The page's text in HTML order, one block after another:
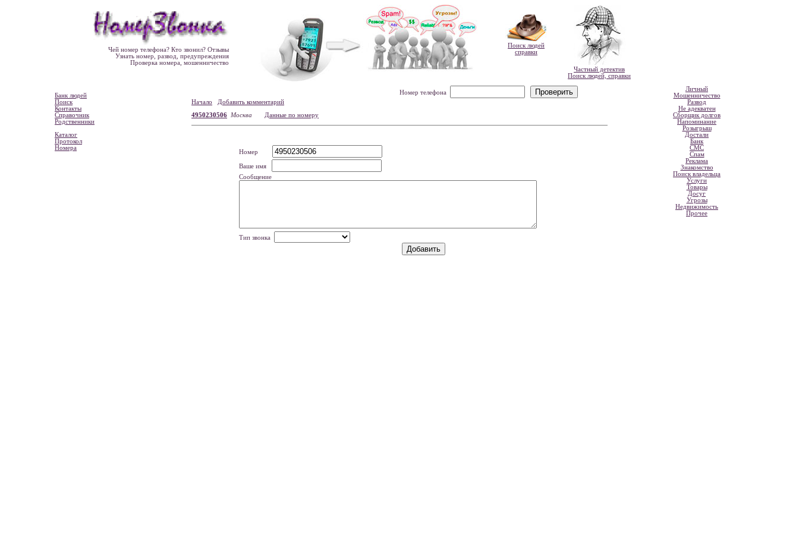
Чей номер телефона? Кто звонил? Отзывы
Узнать номер, развод, предупреждения
Проверка номера, мошенничество
Поиск людей
справки
Частный детектив
Поиск людей, справки
Банк людей
Поиск
Контакты
Справочник
Родственники
Каталог
Протокол
Номера
Номер телефона
Начало
Добавить комментарий
4950230506
Москва Данные по номеру
Номер
Ваше имя
Сообщение
Тип звонка
Личный
Мошенничество
Развод
Не адекватен
Сборщик долгов
Напоминание
Розыгрыш
Достали
Банк
СМС
Спам
Реклама
Знакомство
Поиск владельца
Услуги
Товары
Досуг
Угрозы
Недвижимость
Прочее